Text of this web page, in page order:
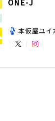
ONE-J
本仮屋ユ